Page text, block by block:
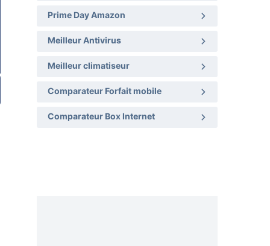
Prime Day Amazon
Meilleur Antivirus
Meilleur climatiseur
Comparateur Forfait mobile
Comparateur Box Internet